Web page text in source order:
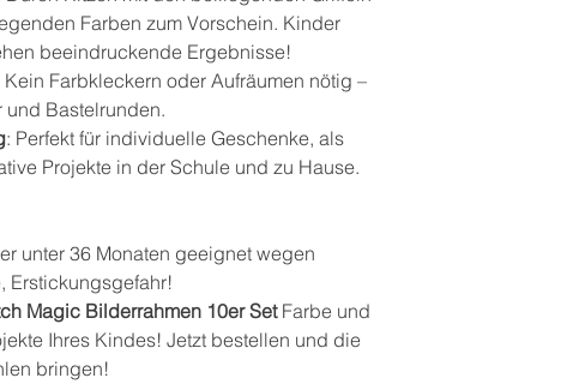
Farben zum Vorschein. Kinder
beeindruckende Ergebnisse!
Kein Farbkleckern oder Aufräumen nötig –
und Bastelrunden.
: Perfekt für individuelle Geschenke, als
Projekte in der Schule und zu Hause.
unter 36 Monaten geeignet wegen
Erstickungsgefahr!
Magic Bilderrahmen 10er SetFarbe und
Ihres Kindes! Jetzt bestellen und die
bringen!